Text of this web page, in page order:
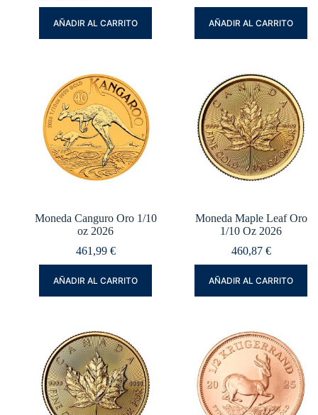
AÑADIR AL CARRITO AÑADIR AL CARRITO
Moneda Canguro Oro 1/10
oz 2026
461,99 €
AÑADIR AL CARRITO
Moneda Maple Leaf Oro
1/10 Oz 2026
460,87 €
AÑADIR AL CARRITO